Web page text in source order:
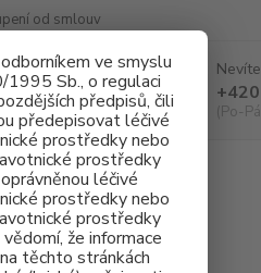
ve smyslu
1995 Sb., o regulaci
předpisů, čili
předepisovat léčivé
prostředky nebo
prostředky
léčivé
prostředky nebo
prostředky
že informace
těchto stránkách
od smlouv
Hledat
(Po-